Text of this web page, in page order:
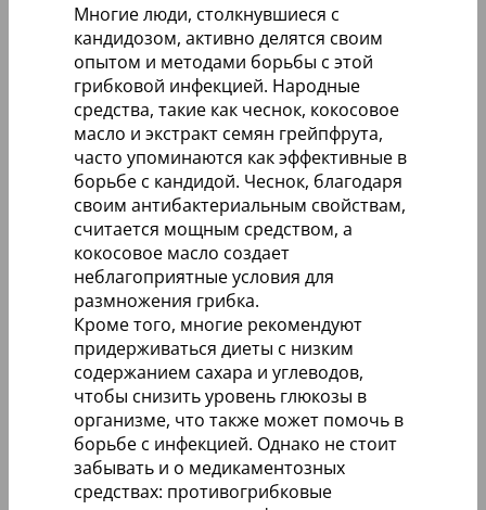
Многие люди, столкнувшиеся с
кандидозом, активно делятся своим
опытом и методами борьбы с этой
грибковой инфекцией. Народные
средства, такие как чеснок, кокосовое
масло и экстракт семян грейпфрута,
часто упоминаются как эффективные в
борьбе с кандидой. Чеснок, благодаря
своим антибактериальным свойствам,
считается мощным средством, а
кокосовое масло создает
неблагоприятные условия для
размножения грибка.
Кроме того, многие рекомендуют
придерживаться диеты с низким
содержанием сахара и углеводов,
чтобы снизить уровень глюкозы в
организме, что также может помочь в
борьбе с инфекцией. Однако не стоит
забывать и о медикаментозных
средствах: противогрибковые